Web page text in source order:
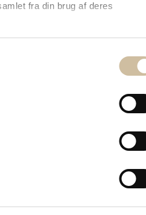
fra din brug af deres
at se alle menuer og buffeter